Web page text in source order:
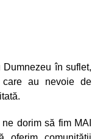
în suflet,
au nevoie de
dorim să fim MAI